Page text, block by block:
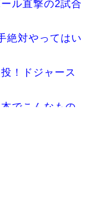
ル直撃の2試合
絶対やってはい
！ドジャース
でこんなもの